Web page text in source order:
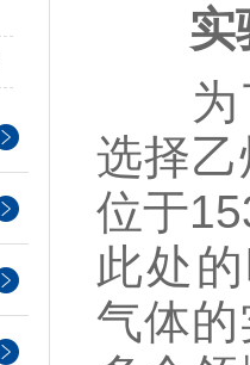
实
为了
选择
位于
此处
气体